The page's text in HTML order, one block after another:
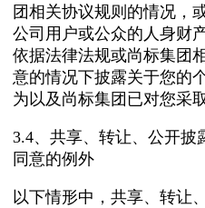
团相关协议规则的情况，
公司用户或公众的人身财
依据法律法规或尚标集团
意的情况下披露关于您的
为以及尚标集团已对您采
3.4、共享、转让、公开披
同意的例外
以下情形中，共享、转让